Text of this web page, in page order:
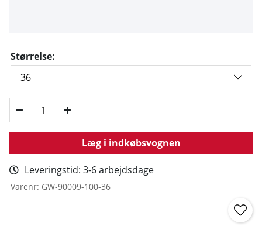
Størrelse:
Læg i indkøbsvognen
Leveringstid: 3-6 arbejdsdage
Varenr: GW-90009-100-36